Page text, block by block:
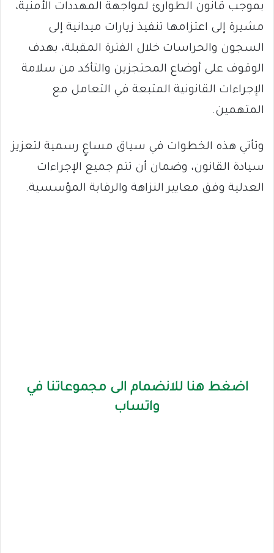
بموجب قانون الطوارئ لمواجهة المهددات الأمنية،
مشيرة إلى اعتزامها تنفيذ زيارات ميدانية إلى
السجون والحراسات خلال الفترة المقبلة، بهدف
الوقوف على أوضاع المحتجزين والتأكد من سلامة
الإجراءات القانونية المتبعة في التعامل مع
المتهمين.
وتأتي هذه الخطوات في سياق مساعٍ رسمية لتعزيز
سيادة القانون، وضمان أن تتم جميع الإجراءات
العدلية وفق معايير النزاهة والرقابة المؤسسية.
اضغط هنا للانضمام الى مجموعاتنا في
واتساب